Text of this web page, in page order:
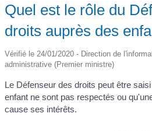
Quel est le rôle du
droits auprès des
Vérifié le 24/01/2020 - Direction de
administrative (Premier ministre)
Le Défenseur des droits peut être
enfant ne sont pas respectés ou
cause ses intérêts.